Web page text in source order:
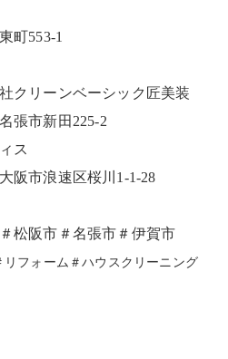
町553-1
クリーンベーシック匠美装
張市新田225-2
ス
阪市浪速区桜川1-1-28
松阪市＃名張市＃伊賀市
リフォーム＃ハウスクリーニング